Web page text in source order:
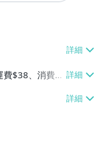
費$38、消費滿
款【單件運
、宅配/貨運
免運費】